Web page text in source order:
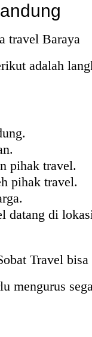
travel Baraya
adalah
pihak travel.
pihak travel.
datang di
Travel bisa
mengurus